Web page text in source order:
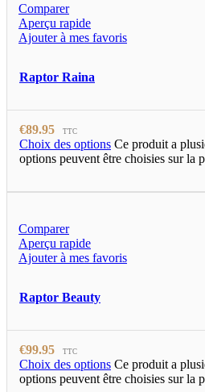
Comparer
Aperçu rapide
Ajouter à mes favoris
Raptor Raina
€89.95 TTC
Choix des options Ce produit a
options peuvent être choisies sur la
Comparer
Aperçu rapide
Ajouter à mes favoris
Raptor Beauty
€99.95 TTC
Choix des options Ce produit a
options peuvent être choisies sur la